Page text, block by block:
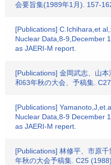
会要旨集(1989年1月). 157-
[Publications] C.Ichihara,et
Nuclear Data,8-9,December
as JAERI-M report.
[Publications] 金岡武志、山
和63年秋の大会、予稿集.
[Publications]
Nuclear Data,8-9 December
as JAERI-M repert.
[Publications] 林修平、市原
年秋の大会予稿集. C25 (1988)